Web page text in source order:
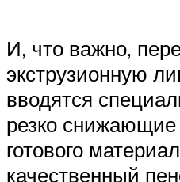
И, что важно,
экструзионную
вводятся
резко снижающие
готового
качественный